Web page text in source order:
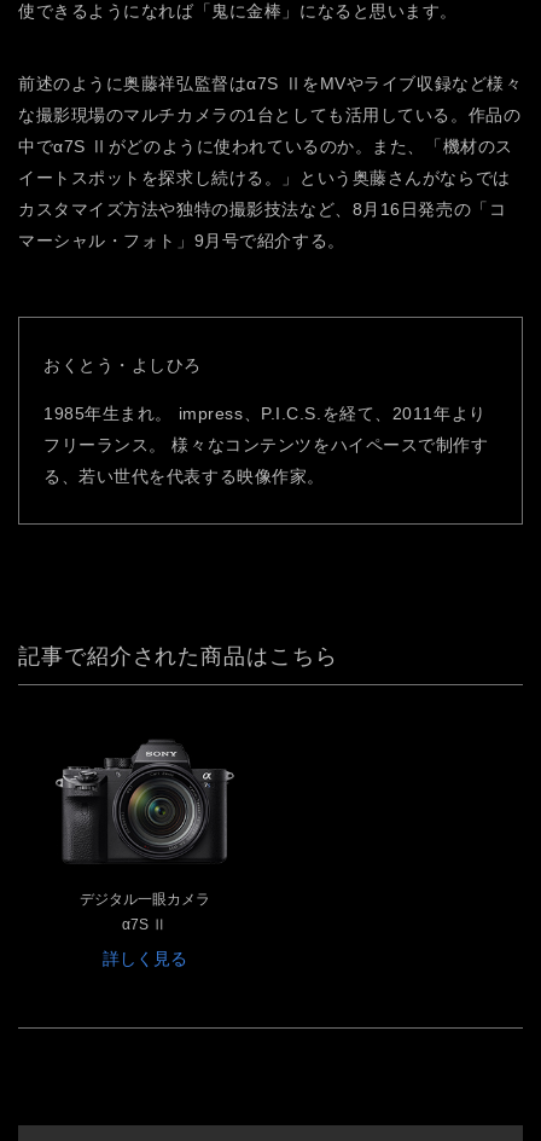
使できるようになれば「鬼に金棒」になると思います。
前述のように奥藤祥弘監督はα7S ⅡをMVやライブ収録など様々
な撮影現場のマルチカメラの1台としても活用している。作品の
中でα7S Ⅱがどのように使われているのか。また、「機材のス
イートスポットを探求し続ける。」という奥藤さんがならでは
カスタマイズ方法や独特の撮影技法など、8月16日発売の「コ
マーシャル・フォト」9月号で紹介する。
おくとう・よしひろ
1985年生まれ。
impress、P.I.C.S.を経て、2011年より
フリーランス。
様々なコンテンツをハイペースで制作す
る、若い世代を代表する映像作家。
記事で紹介された商品はこちら
デジタル一眼カメラ
α7S Ⅱ
詳しく見る